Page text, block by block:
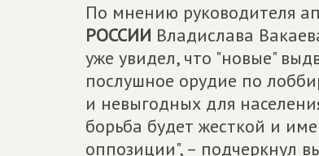
По мнению руководителя
РОССИИ Владислава
уже увидел, что "новые"
послушное орудие по
и невыгодных для
борьба будет жесткой и
оппозиции", – подчеркнул